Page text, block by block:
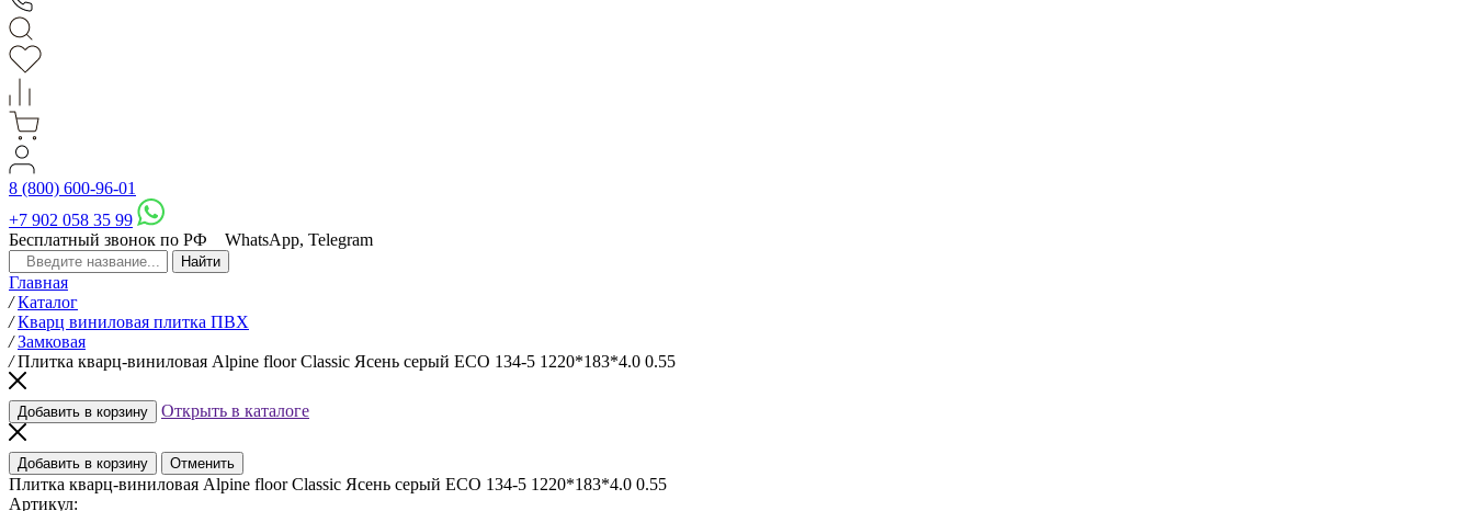
8 (800) 600-96-01
+7 902 058 35 99
Бесплатный звонок по РФ
WhatsApp, Telegram
Главная
/ Каталог
/ Кварц виниловая плитка ПВХ
/ Замковая
/ Плитка кварц-виниловая Alpine floor Classic Ясень серый ЕСО 134-5 1220*183*4.0 0.55
Добавить в корзину Открыть в каталоге
Добавить в корзину Отменить
Плитка кварц-виниловая Alpine floor Classic Ясень серый ЕСО 134-5 1220*183*4.0 0.55
Артикул: